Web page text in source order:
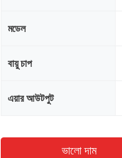
মডেল
বায়ু চাপ
এয়ার আউটপুট
ভালো দাম